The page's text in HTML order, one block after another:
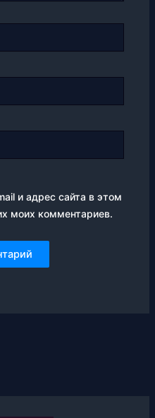
и адрес сайта в этом
моих комментариев.